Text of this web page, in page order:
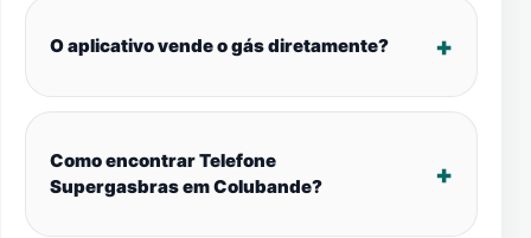
O aplicativo vende o gás diretamente?
Como encontrar Telefone
Supergasbras em Colubande?